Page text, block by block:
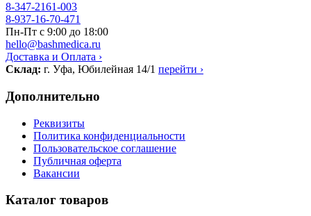
8-347-2161-003
8-937-16-70-471
Пн-Пт с 9:00 до 18:00
hello@bashmedica.ru
Доставка и Оплата ›
Склад: г. Уфа, Юбилейная 14/1 перейти ›
Дополнительно
Реквизиты
Политика конфиденциальности
Пользовательское соглашение
Публичная оферта
Вакансии
Каталог товаров